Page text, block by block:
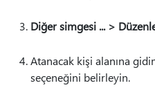
Diğer simgesi ... >
Atanacak kişi alanına
seçeneğini belirleyin.